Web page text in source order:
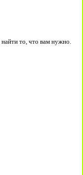
то, что вам нужно.